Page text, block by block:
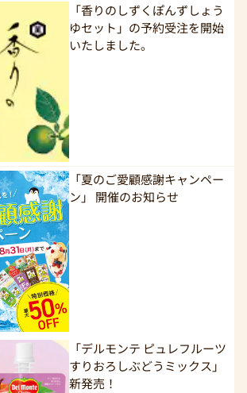
「香りのしずくぽんずしょう
ゆセット」の予約受注を開始
いたしました。
「夏のご愛顧感謝キャンペー
ン」 開催のお知らせ
「デルモンテ ピュレフルーツ
すりおろしぶどうミックス」
新発売！